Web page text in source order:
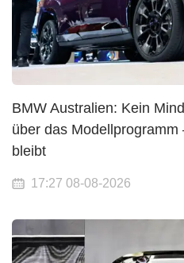
BMW Australien: Kein
über das
bleibt
17:27 08-08-2026